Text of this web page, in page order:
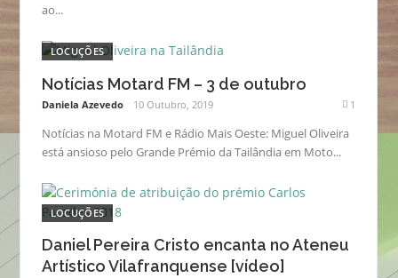
ao...
LOCUÇÕES
Notícias Motard FM – 3 de outubro
Daniela Azevedo 10 Outubro, 2019 1
Notícias na Motard FM e Rádio Mais Oeste: Miguel Oliveira
está ansioso pelo Grande Prémio da Tailândia em Moto...
LOCUÇÕES
Daniel Pereira Cristo encanta no Ateneu
Artístico Vilafranquense [vídeo]